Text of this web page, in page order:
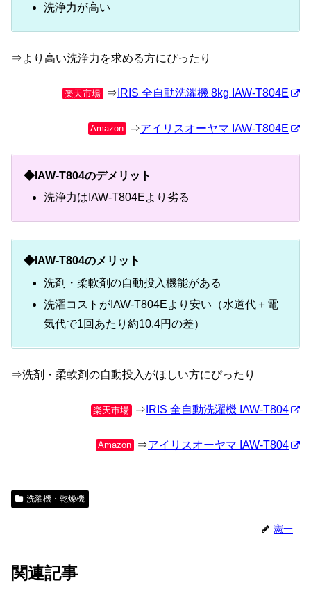
洗浄力が高い
⇒より高い洗浄力を求める方にぴったり
楽天市場 ⇒ IRIS 全自動洗濯機 8kg IAW-T804E
Amazon ⇒アイリスオーヤマ IAW-T804E
◆IAW-T804のデメリット
洗浄力はIAW-T804Eより劣る
◆IAW-T804のメリット
洗剤・柔軟剤の自動投入機能がある
洗濯コストがIAW-T804Eより安い（水道代＋電
気代で1回あたり約10.4円の差）
⇒洗剤・柔軟剤の自動投入がほしい方にぴったり
楽天市場 ⇒ IRIS 全自動洗濯機 IAW-T804
Amazon ⇒アイリスオーヤマ IAW-T804
洗濯機・乾燥機
憲一
関連記事